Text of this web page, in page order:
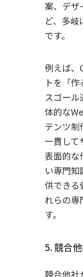
案、デザ
ど、多
です。
例えば、
トを「
スゴー
体的な
テンツ制
一貫して
表面的な
い専門
供できる
れらの専
す。
5. 競合
競合他社